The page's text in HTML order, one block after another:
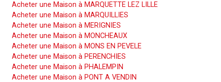
Acheter une Maison à MARQUETTE LEZ LILLE
Acheter une Maison à MARQUILLIES
Acheter une Maison à MERIGNIES
Acheter une Maison à MONCHEAUX
Acheter une Maison à MONS EN PEVELE
Acheter une Maison à PERENCHIES
Acheter une Maison à PHALEMPIN
Acheter une Maison à PONT A VENDIN